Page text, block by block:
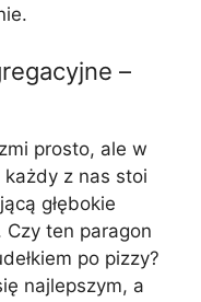
–
prosto, ale w
z nas stoi
głębokie
Czy ten paragon
po pizzy?
najlepszym, a